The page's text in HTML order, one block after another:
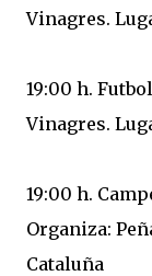
Vinagres.
19:00 h.
Vinagres.
19:00 h.
Organiza:
Cataluña